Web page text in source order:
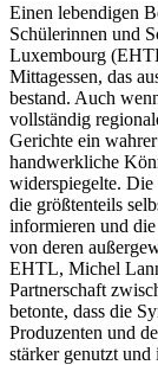
Einen lebendigen
Schülerinnen und
Luxembourg
Mittagessen, das
bestand. Auch
vollständig
Gerichte ein
handwerkliche
widerspiegelte. Die
die größtenteils
informieren und
von deren
EHTL, Michel
Partnerschaft
betonte, dass die
Produzenten und
stärker genutzt